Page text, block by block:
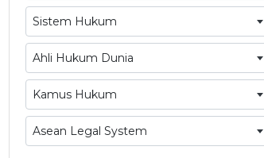
Sistem Hukum
Ahli Hukum Dunia
Kamus Hukum
Asean Legal System